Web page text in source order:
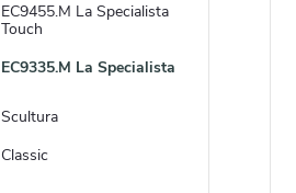
EC9455.M La Specialista
Touch
EC9335.M La Specialista
Scultura
Classic